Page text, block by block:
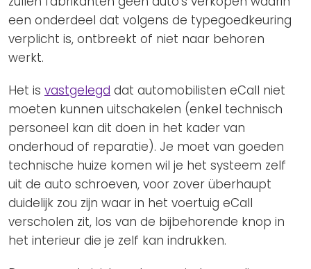
een onderdeel dat volgens de typegoedkeuring
verplicht is, ontbreekt of niet naar behoren
werkt.
Het is vastgelegd dat automobilisten eCall niet
moeten kunnen uitschakelen (enkel technisch
personeel kan dit doen in het kader van
onderhoud of reparatie). Je moet van goeden
technische huize komen wil je het systeem zelf
uit de auto schroeven, voor zover überhaupt
duidelijk zou zijn waar in het voertuig eCall
verscholen zit, los van de bijbehorende knop in
het interieur die je zelf kan indrukken.